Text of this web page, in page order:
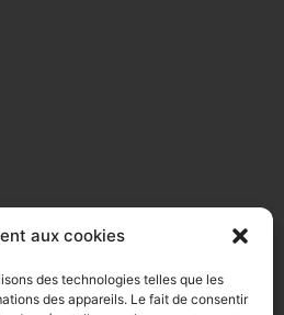
aux cookies
des technologies telles que les
des appareils. Le fait de consentir